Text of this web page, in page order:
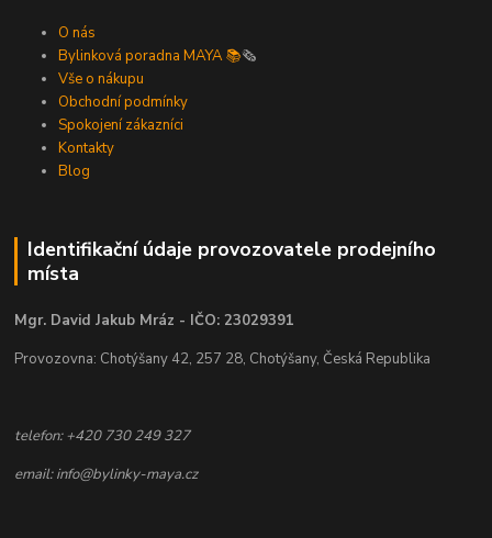
O nás
Bylinková poradna MAYA 📚🗞️
Vše o nákupu
Obchodní podmínky
Spokojení zákazníci
Kontakty
Blog
Identifikační údaje provozovatele prodejního
místa
Mgr. David Jakub Mráz - IČO: 23029391
Provozovna: Chotýšany 42, 257 28, Chotýšany, Česká Republika
telefon: +420 730 249 327
email: info@bylinky-maya.cz